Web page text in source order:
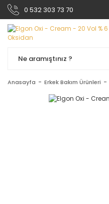
0 532 303 73 70
Anasayfa Erkek Bakım Ürünleri